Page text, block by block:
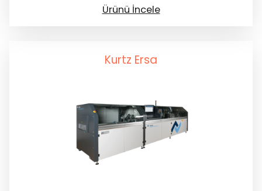
Ürünü İncele
Kurtz Ersa